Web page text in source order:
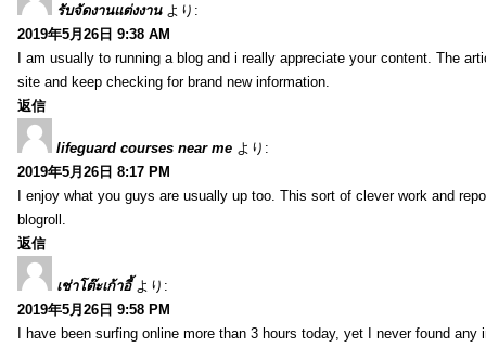
รับจัดงานแต่งงาน より:
2019年5月26日 9:38 AM
I am usually to running a blog and i really appreciate your content. The
site and keep checking for brand new information.
返信
lifeguard courses near me より:
2019年5月26日 8:17 PM
I enjoy what you guys are usually up too. This sort of clever work and
blogroll.
返信
เช่าโต๊ะเก้าอี้ より:
2019年5月26日 9:58 PM
I have been surfing online more than 3 hours today, yet I never found